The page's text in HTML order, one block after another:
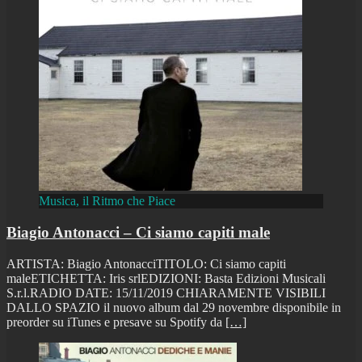
Musica, il Ritmo che Piace
Biagio Antonacci – Ci siamo capiti male
ARTISTA: Biagio AntonacciTITOLO: Ci siamo capiti
maleETICHETTA: Iris srlEDIZIONI: Basta Edizioni Musicali
S.r.l.RADIO DATE: 15/11/2019 CHIARAMENTE VISIBILI
DALLO SPAZIO il nuovo album dal 29 novembre disponibile in
preorder su iTunes e presave su Spotify da […]